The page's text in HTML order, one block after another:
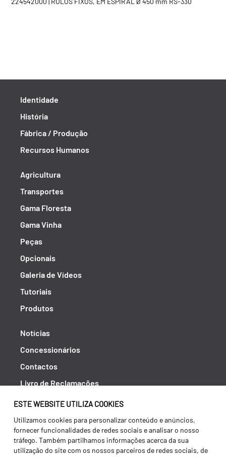
ESTE WEBSITE UTILIZA COOKIES
Utilizamos cookies para personalizar conteúdo e anúncios,
fornecer funcionalidades de redes sociais e analisar o nosso
tráfego. Também partilhamos informações acerca da sua
utilização do site com os nossos parceiros de redes sociais, de
Identidade
História
Fábrica / Produção
Recursos Humanos
Agricultura
Transportes
Gama Floresta
Gama Vinha
Peças
Opcionais
Galeria de Vídeos
Tutoriais
Produtos
Notícias
Concessionários
Contactos
Livro de Reclamações
Política de Privacidade
Canal de Denúncias (RGPC)
Termos e condições